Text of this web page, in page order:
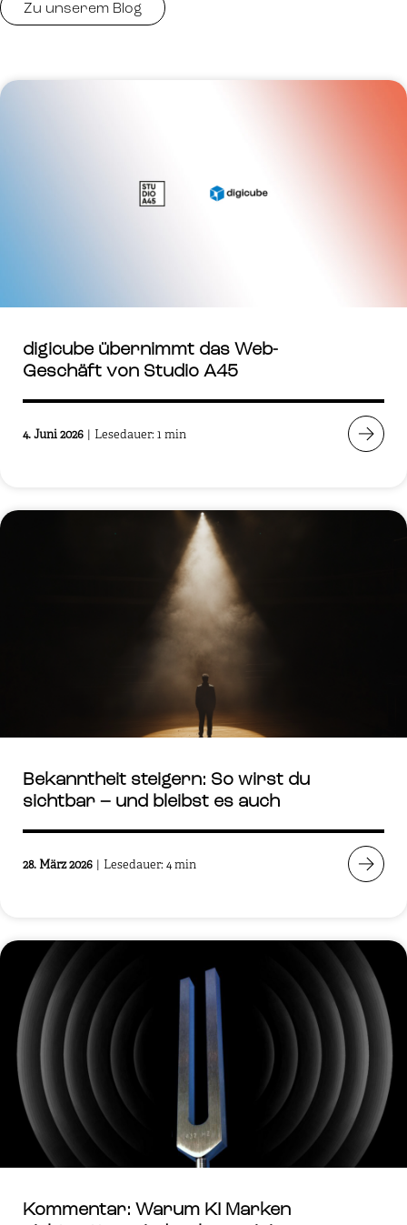
Zu unserem Blog
digicube übernimmt das Web-
Geschäft von Studio A45
4. Juni 2026 | Lesedauer: 1 min
Bekanntheit steigern: So wirst du
sichtbar – und bleibst es auch
28. März 2026 | Lesedauer: 4 min
Kommentar: Warum KI Marken